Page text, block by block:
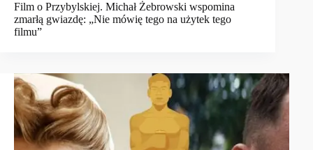
Film o Przybylskiej. Michał Żebrowski wspomina
zmarłą gwiazdę: „Nie mówię tego na użytek tego
filmu”